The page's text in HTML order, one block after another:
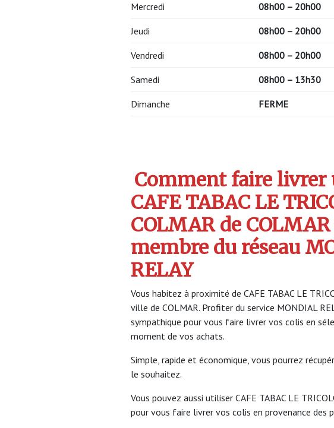
Mercredi 08h00 – 20h00
Jeudi 08h00 – 20h00
Vendredi 08h00 – 20h00
Samedi 08h00 – 13h30
Dimanche FERME
Comment faire livrer
CAFE TABAC LE
COLMAR de
membre du réseau
RELAY
Vous habitez à proximité de CAFE TABAC LE
ville de COLMAR. Profiter du service MONDIAL
sympathique pour vous faire livrer vos colis en
moment de vos achats.
Simple, rapide et économique, vous pourrez
le souhaitez.
Vous pouvez aussi utiliser CAFE TABAC LE
pour vous faire livrer vos colis en provenance des